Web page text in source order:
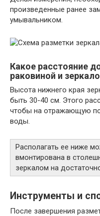
произведенные ранее
умывальником.
Какое расстояние
раковиной и
Высота нижнего края
быть 30-40 см. Этого
чтобы на отражающую
воды.
Располагать ее ниже
вмонтирована в
зеркалом на
Инструменты и
После завершения